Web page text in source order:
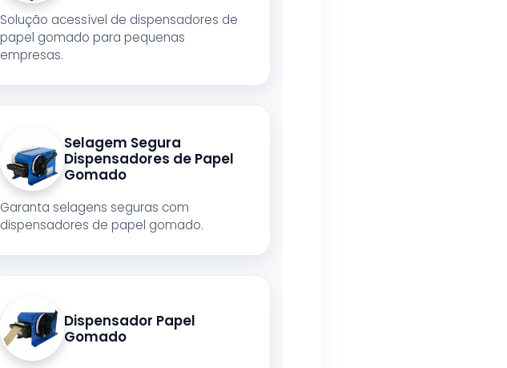
Solução acessível de dispensadores de
papel gomado para pequenas
empresas.
Selagem Segura
Dispensadores de Papel
Gomado
Garanta selagens seguras com
dispensadores de papel gomado.
Dispensador Papel
Gomado